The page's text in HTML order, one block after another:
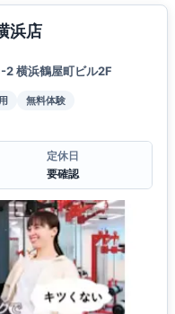
浜店
横浜鶴屋町ビル2F
無料体験
定休日
要確認